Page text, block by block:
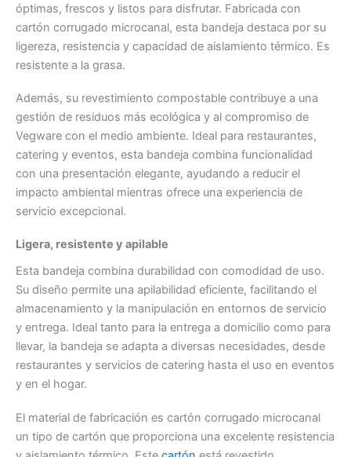
óptimas, frescos y listos para disfrutar. Fabricada con
cartón corrugado microcanal, esta bandeja destaca por su
ligereza, resistencia y capacidad de aislamiento térmico. Es
resistente a la grasa.
Además, su revestimiento compostable contribuye a una
gestión de residuos más ecológica y al compromiso de
Vegware con el medio ambiente. Ideal para restaurantes,
catering y eventos, esta bandeja combina funcionalidad
con una presentación elegante, ayudando a reducir el
impacto ambiental mientras ofrece una experiencia de
servicio excepcional.
Ligera, resistente y apilable
Esta bandeja combina durabilidad con comodidad de uso.
Su diseño permite una apilabilidad eficiente, facilitando el
almacenamiento y la manipulación en entornos de servicio
y entrega. Ideal tanto para la entrega a domicilio como para
llevar, la bandeja se adapta a diversas necesidades, desde
restaurantes y servicios de catering hasta el uso en eventos
y en el hogar.
El material de fabricación es cartón corrugado microcanal
un tipo de cartón que proporciona una excelente resistencia